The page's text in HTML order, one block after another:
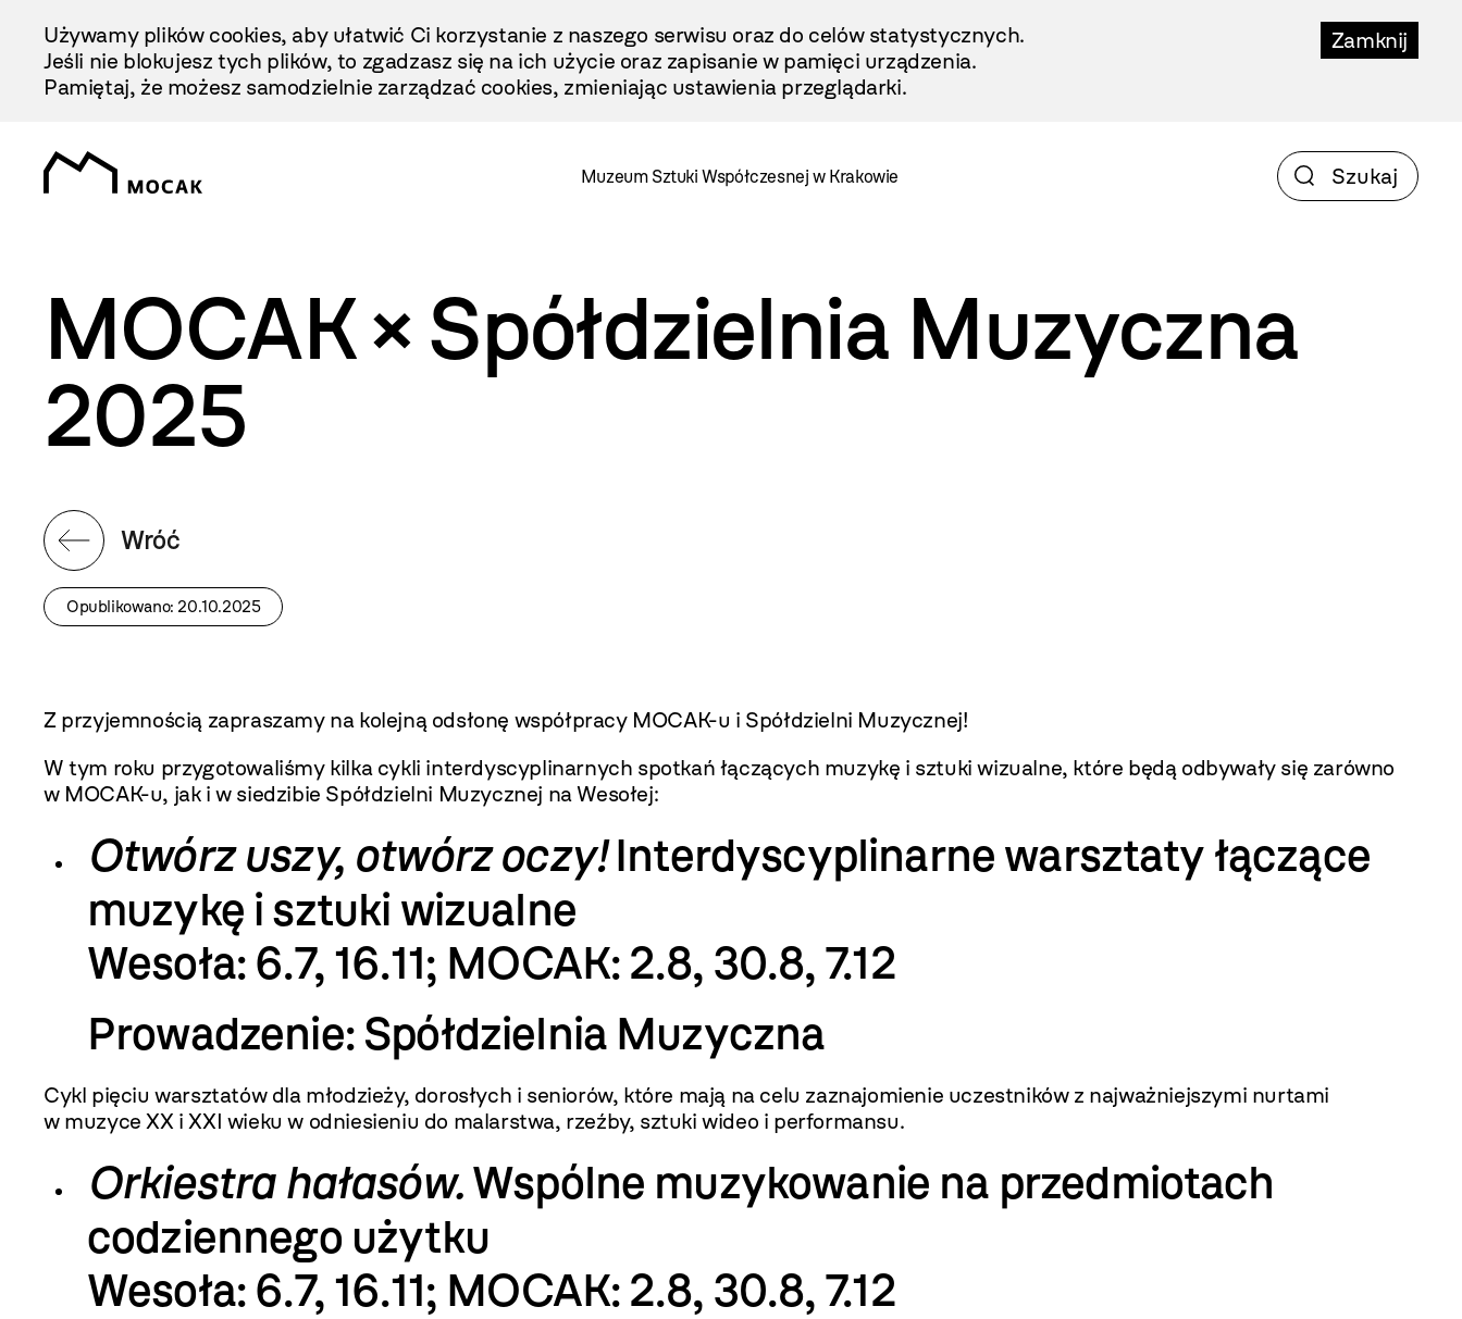
Treści
Zamknij
Używamy plików cookies, aby ułatwić Ci korzystanie z naszego serwisu oraz do celów statystycznych.
Jeśli nie blokujesz tych plików, to zgadzasz się na ich użycie oraz zapisanie w pamięci urządzenia.
Pamiętaj, że możesz samodzielnie zarządzać cookies, zmieniając ustawienia przeglądarki.
Muzeum Sztuki Współczesnej w Krakowie
MOCAK × Spółdzielnia Muzyczna
2025
Wróć
Opublikowano: 20.10.2025
Z przyjemnością zapraszamy na kolejną odsłonę współpracy MOCAK-u i Spółdzielni Muzycznej!
W tym roku przygotowaliśmy kilka cykli interdyscyplinarnych spotkań łączących muzykę i sztuki wizualne, które będą odbywały się zarówno
w MOCAK-u, jak i w siedzibie Spółdzielni Muzycznej na Wesołej:
Otwórz uszy, otwórz oczy!Interdyscyplinarne warsztaty łączące
muzykę i sztuki wizualne
Wesoła: 6.7, 16.11; MOCAK: 2.8, 30.8, 7.12
Prowadzenie: Spółdzielnia Muzyczna
Cykl pięciu warsztatów dla młodzieży, dorosłych i seniorów, które mają na celu zaznajomienie uczestników z najważniejszymi nurtami
w muzyce XX i XXI wieku w odniesieniu do malarstwa, rzeźby, sztuki wideo i performansu.
Orkiestra hałasów.Wspólne muzykowanie na przedmiotach
codziennego użytku
Wesoła: 6.7, 16.11; MOCAK: 2.8, 30.8, 7.12